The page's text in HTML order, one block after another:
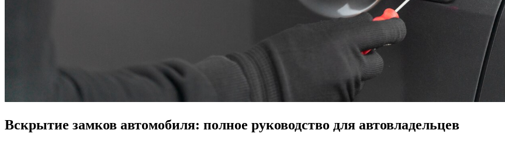
Вскрытие замков автомобиля: полное руководство для автовладельцев